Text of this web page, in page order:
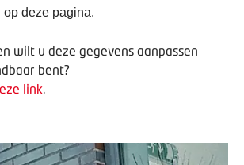
deze pagina.
wilt u deze gegevens aanpassen
bent?
link.